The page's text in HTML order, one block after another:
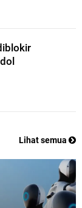
Lihat semua